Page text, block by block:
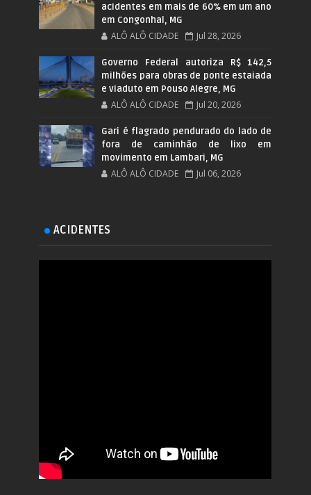
acidentes em mais de 60% em um ano
em Congonhal, MG
ALÔ ALÔ CIDADE Jul 28, 2026
Governo Federal autoriza R$ 142,5
milhões para obras de ponte estaiada
e viaduto em Pouso Alegre, MG
ALÔ ALÔ CIDADE Jul 20, 2026
Gari é flagrado pendurado do lado de
fora de caminhão de lixo em
movimento em Lambari, MG
ALÔ ALÔ CIDADE Jul 06, 2026
ACIDENTES